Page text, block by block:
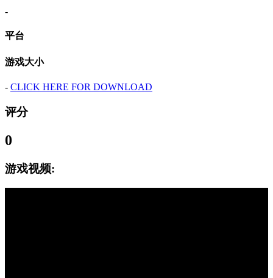
-
平台
游戏大小
- CLICK HERE FOR DOWNLOAD
评分
0
游戏视频: